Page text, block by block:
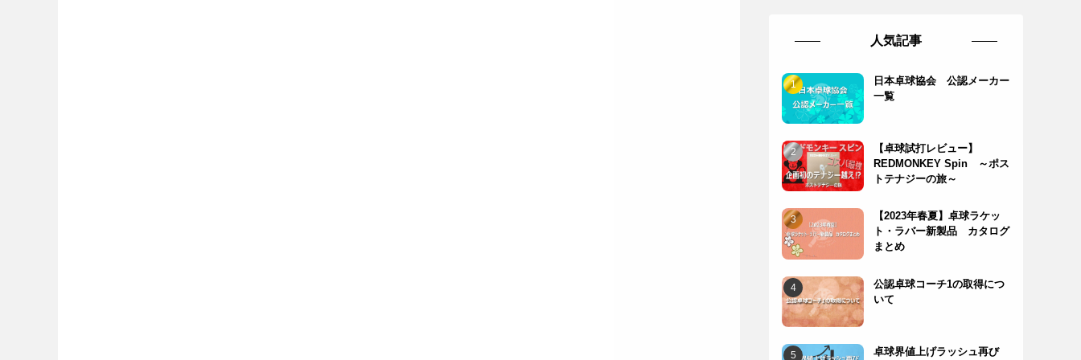
人気記事
日本卓球協会 公認メーカー
一覧
【卓球試打レビュー】
REDMONKEY Spin ～ポス
トテナジーの旅～
【2023年春夏】卓球ラケッ
ト・ラバー新製品 カタログ
まとめ
公認卓球コーチ1の取得につ
いて
卓球界値上げラッシュ再び